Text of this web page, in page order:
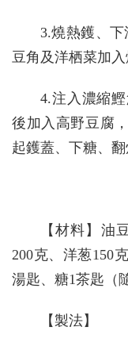
3.燒熱鑊、
豆角及洋栖菜加入
4.注入濃縮
後加入高野豆腐
起鑊蓋、下糖、翻
【材料】油
200克、洋葱150
湯匙、糖1茶匙（
【製法】